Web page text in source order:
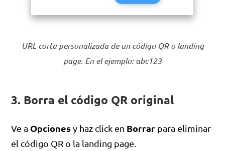
URL corta personalizada de un código QR o landing
page. En el ejemplo: abc123
3. Borra el código QR original
Ve a Opciones y haz click en Borrar para eliminar
el código QR o la landing page.